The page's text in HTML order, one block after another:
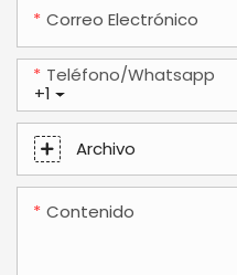
Correo Electrónico
+1
Teléfono/whatsapp
Archivo
Contenido